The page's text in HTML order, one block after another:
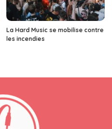
La Hard Music se mobilise contre
les incendies